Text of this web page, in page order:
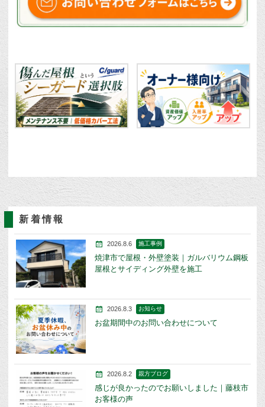
新着情報
2026.8.6 施工事例
焼津市で屋根・外壁塗装｜ガルバリウム鋼板
屋根とサイディング外壁を施工
2026.8.3 お知らせ
お盆期間中のお問い合わせについて
2026.8.2 親方ブログ
感じが良かったのでお願いしました｜藤枝市
お客様の声